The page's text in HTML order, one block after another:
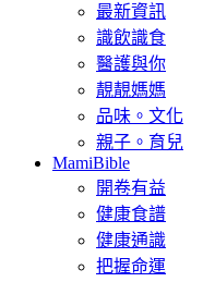
最新資訊
識飲識食
醫護與你
靚靚媽媽
品味。文化
親子。育兒
MamiBible
開卷有益
健康食譜
健康通識
把握命運